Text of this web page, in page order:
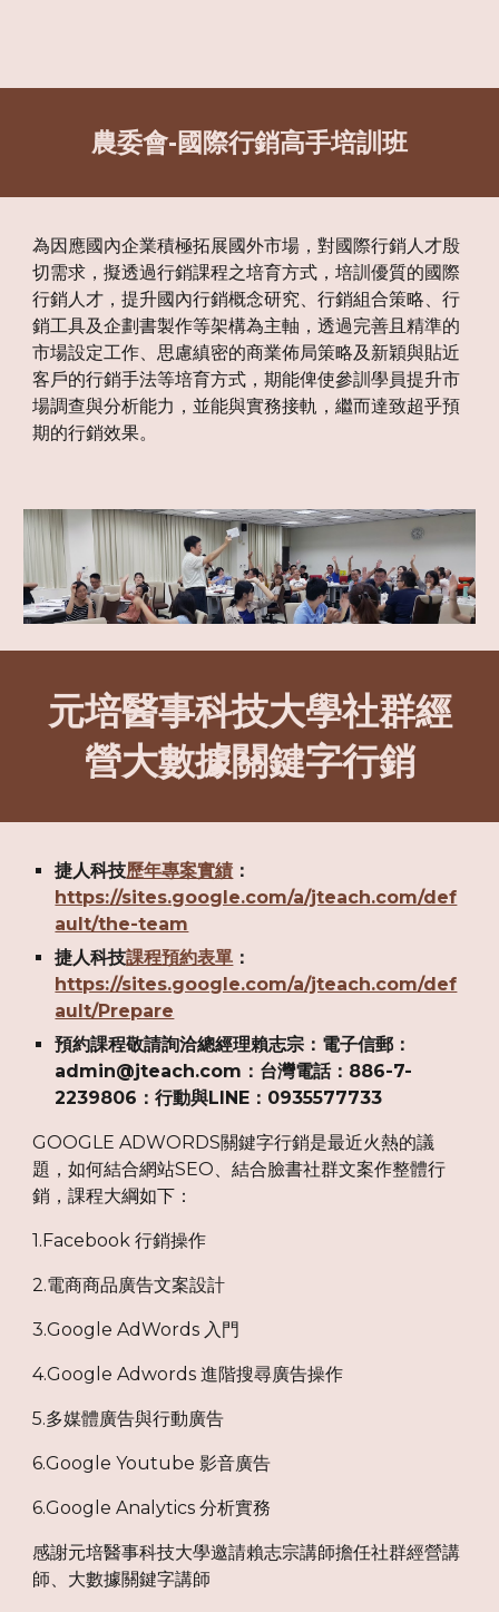
農委會-國際行銷高手培訓班
為因應國內企業積極拓展國外市場，對國際行銷人才殷
切需求，擬透過行銷課程之培育方式，培訓優質的國際
行銷人才，提升國內行銷概念研究、行銷組合策略、行
銷工具及企劃書製作等架構為主軸，透過完善且精準的
市場設定工作、思慮縝密的商業佈局策略及新穎與貼近
客戶的行銷手法等培育方式，期能俾使參訓學員提升市
場調查與分析能力，並能與實務接軌，繼而達致超乎預
期的行銷效果。
元培醫事科技大學社群經
營大數據關鍵字行銷
捷人科技歷年專案實績 ：
https://sites.google.com/a/jteach.com/def
ault/the-team
捷人科技課程預約表單 ：
https://sites.google.com/a/jteach.com/def
ault/Prepare
預約課程敬請詢洽總經理賴志宗：電子信郵：
admin@jteach.com：台灣電話：886-7-
2239806：行動與LINE：0935577733
GOOGLE ADWORDS關鍵字行銷是最近火熱的議
題，如何結合網站SEO、結合臉書社群文案作整體行
銷，課程大綱如下：
1.Facebook 行銷操作
2.電商商品廣告文案設計
3.Google AdWords 入門
4.Google Adwords 進階搜尋廣告操作
5.多媒體廣告與行動廣告
6.Google Youtube 影音廣告
6.Google Analytics 分析實務
感謝元培醫事科技大學邀請賴志宗講師擔任社群經營講
師、大數據關鍵字講師